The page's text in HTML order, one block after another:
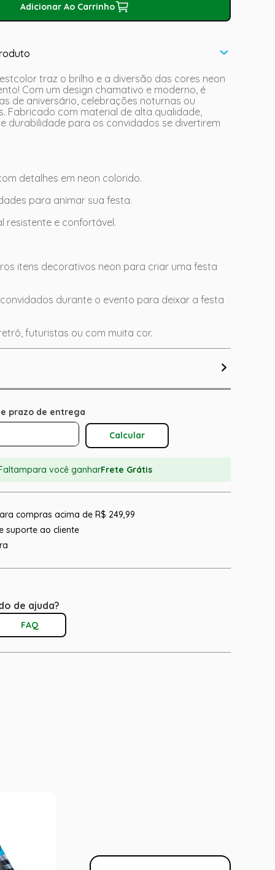
Adicionar Ao Carrinho
traz o brilho e a diversão das cores neon
Com um design chamativo e moderno, é
de aniversário, celebrações noturnas ou
Fabricado com material de alta qualidade,
durabilidade para os convidados se divertirem
detalhes em neon colorido.
para animar sua festa.
resistente e confortável.
itens decorativos neon para criar uma festa
durante o evento para deixar a festa
futuristas ou com muita cor.
Calcular O Frete
para você ganharFrete Grátis
compras acima de R$ 249,99
suporte ao cliente
de ajuda?
FAQ